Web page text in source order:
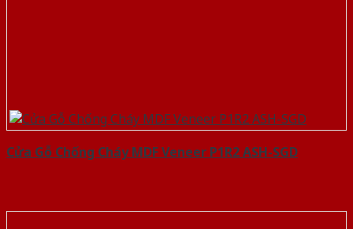
Cửa Gỗ Chống Cháy MDF Veneer P1R2 ASH-SGD